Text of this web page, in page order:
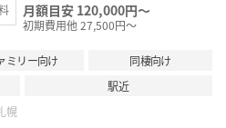
月額目安 120,000円～
初期費用他 27,500円～
ミリー向け
同棲向け
駅近
幌